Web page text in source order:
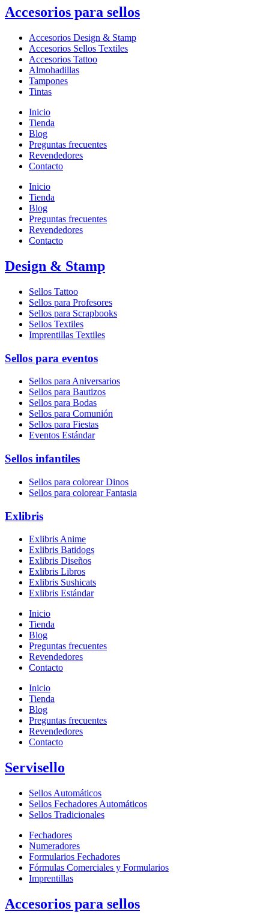
Accesorios para sellos
Accesorios Design & Stamp
Accesorios Sellos Textiles
Accesorios Tattoo
Almohadillas
Tampones
Tintas
Inicio
Tienda
Blog
Preguntas frecuentes
Revendedores
Contacto
Inicio
Tienda
Blog
Preguntas frecuentes
Revendedores
Contacto
Design & Stamp
Sellos Tattoo
Sellos para Profesores
Sellos para Scrapbooks
Sellos Textiles
Imprentillas Textiles
Sellos para eventos
Sellos para Aniversarios
Sellos para Bautizos
Sellos para Bodas
Sellos para Comunión
Sellos para Fiestas
Eventos Estándar
Sellos infantiles
Sellos para colorear Dinos
Sellos para colorear Fantasia
Exlibris
Exlibris Anime
Exlibris Batidogs
Exlibris Diseños
Exlibris Libros
Exlibris Sushicats
Exlibris Estándar
Inicio
Tienda
Blog
Preguntas frecuentes
Revendedores
Contacto
Inicio
Tienda
Blog
Preguntas frecuentes
Revendedores
Contacto
Servisello
Sellos Automáticos
Sellos Fechadores Automáticos
Sellos Tradicionales
Fechadores
Numeradores
Formularios Fechadores
Fórmulas Comerciales y Formularios
Imprentillas
Accesorios para sellos